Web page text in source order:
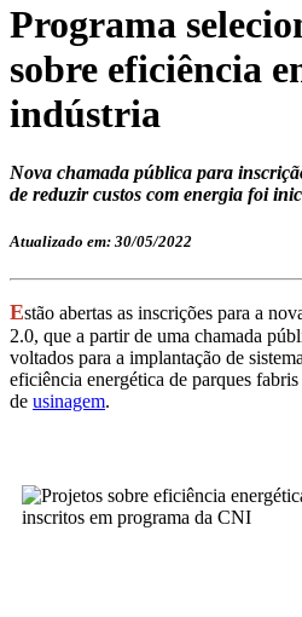
Programa
sobre eficiência
indústria
Nova chamada pública para
de reduzir custos com energia foi
Atualizado em: 30/05/2022
Estão abertas as inscrições para a
2.0, que a partir de uma chamada
voltados para a implantação de
eficiência energética de parques
de usinagem.